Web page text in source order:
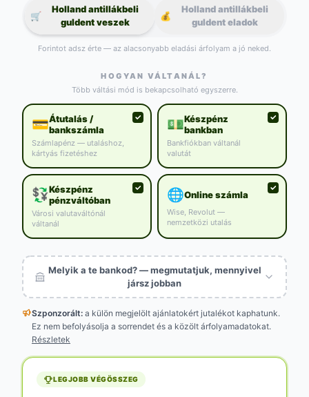
🛒
Holland antillákbeli
guldent veszek
💰
Holland antillákbeli
guldent eladok
Forintot adsz érte — az alacsonyabb eladási árfolyam a jó neked.
HOGYAN VÁLTANÁL?
Több váltási mód is bekapcsolható egyszerre.
💳Átutalás /
bankszámla
Számlapénz — utaláshoz,
kártyás fizetéshez
💵Készpénz
bankban
Bankfiókban váltanál
valutát
💱Készpénz
pénzváltóban
Városi valutaváltónál
váltanál
🌐Online számla
Wise, Revolut —
nemzetközi utalás
Melyik a te bankod? — megmutatjuk, mennyivel
jársz jobban
Szponzorált: a külön megjelölt ajánlatokért jutalékot kaphatunk.
Ez nem befolyásolja a sorrendet és a közölt árfolyamadatokat.
Részletek
LEGJOBB VÉGÖSSZEG